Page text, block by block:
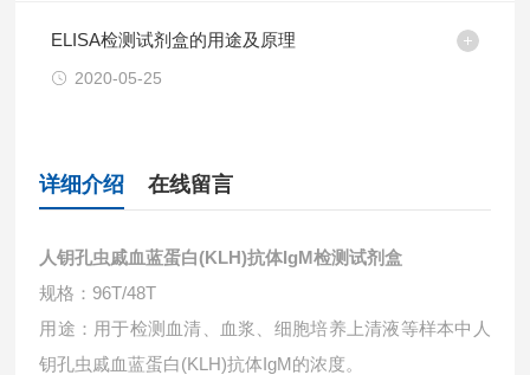
ELISA检测试剂盒的用途及原理
2020-05-25
详细介绍 在线留言
人钥孔虫戚血蓝蛋白(KLH)抗体IgM检测试剂盒
规格：96T/48T
用途：用于检测血清、血浆、细胞培养上清液等样本中 人
钥孔虫戚血蓝蛋白(KLH)抗体IgM的浓度。